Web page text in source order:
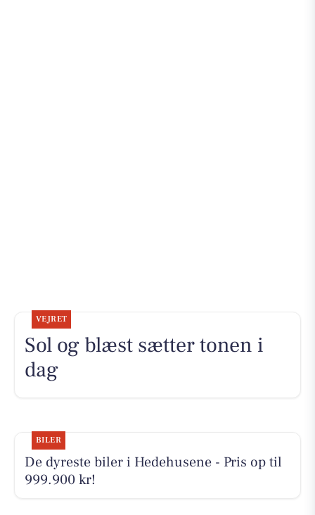
VEJRET
Sol og blæst sætter tonen i
dag
BILER
De dyreste biler i Hedehusene - Pris op til
999.900 kr!